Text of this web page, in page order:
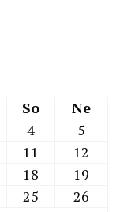
So Ne
4
5
11
12
18
19
25
26